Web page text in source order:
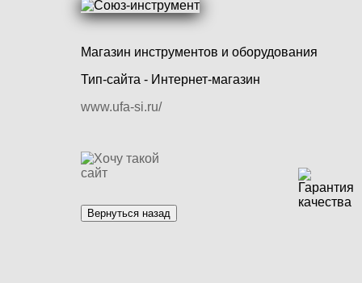
Магазин инструментов и оборудования
Тип-сайта - Интернет-магазин
www.ufa-si.ru/